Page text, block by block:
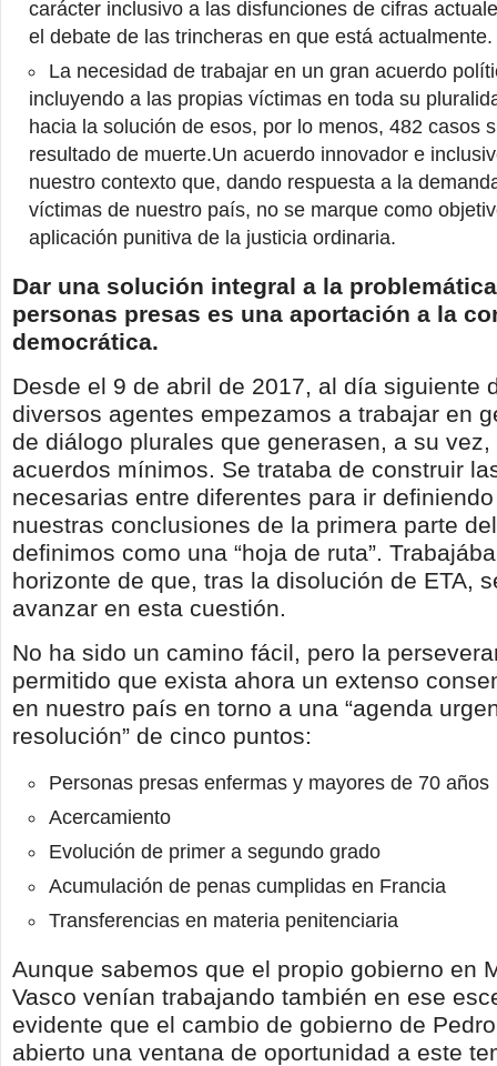
carácter inclusivo a las disfunciones de cifras
el debate de las trincheras en que está actualmente.
La necesidad de trabajar en un gran acuerdo
incluyendo a las propias víctimas en toda su
hacia la solución de esos, por lo menos, 482 casos
resultado de muerte.Un acuerdo innovador e
nuestro contexto que, dando respuesta a la
víctimas de nuestro país, no se marque como
aplicación punitiva de la justicia ordinaria.
Dar una solución integral a la
personas presas es una aportación a la
democrática.
Desde el 9 de abril de 2017, al día siguiente
diversos agentes empezamos a trabajar en
de diálogo plurales que generasen, a su
acuerdos mínimos. Se trataba de construir
necesarias entre diferentes para ir
nuestras conclusiones de la primera parte
definimos como una “hoja de ruta”.
horizonte de que, tras la disolución de ETA,
avanzar en esta cuestión.
No ha sido un camino fácil, pero la
permitido que exista ahora un extenso
en nuestro país en torno a una “agenda
resolución” de cinco puntos:
Personas presas enfermas y mayores de 70 años
Acercamiento
Evolución de primer a segundo grado
Acumulación de penas cumplidas en Francia
Transferencias en materia penitenciaria
Aunque sabemos que el propio gobierno en
Vasco venían trabajando también en ese
evidente que el cambio de gobierno de
abierto una ventana de oportunidad a este